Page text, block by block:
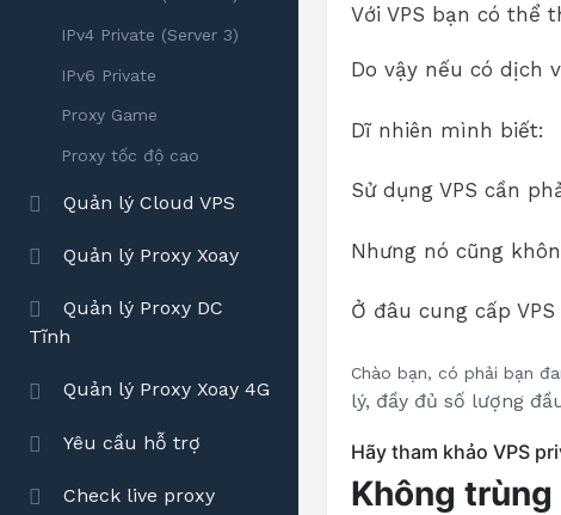
IPv4 Private (Server 3)
IPv6 Private
Proxy Game
Proxy tốc độ cao
Quản lý Cloud VPS
Quản lý Proxy Xoay
Quản lý Proxy DC
Tĩnh
Quản lý Proxy Xoay 4G
Yêu cầu hỗ trợ
Check live proxy
Với VPS bạn có thể
Do vậy nếu có dịch
Dĩ nhiên mình biết:
Sử dụng VPS cần
Nhưng nó cũng
Ở đâu cung cấp
Chào bạn, có phải bạn
lý, đầy đủ số lượng
Hãy tham khảo VPS
Không trùng